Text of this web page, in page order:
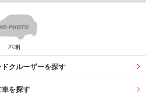
不明
クルーザーを探す
を探す